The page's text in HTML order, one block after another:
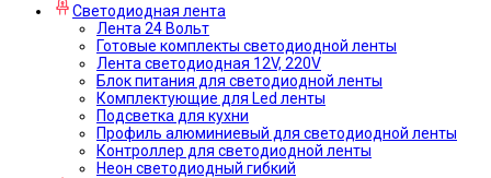
Светодиодная лента
Лента 24 Вольт
Готовые комплекты светодиодной ленты
Лента светодиодная 12V, 220V
Блок питания для светодиодной ленты
Комплектующие для Led ленты
Подсветка для кухни
Профиль алюминиевый для светодиодной ленты
Контроллер для светодиодной ленты
Неон светодиодный гибкий